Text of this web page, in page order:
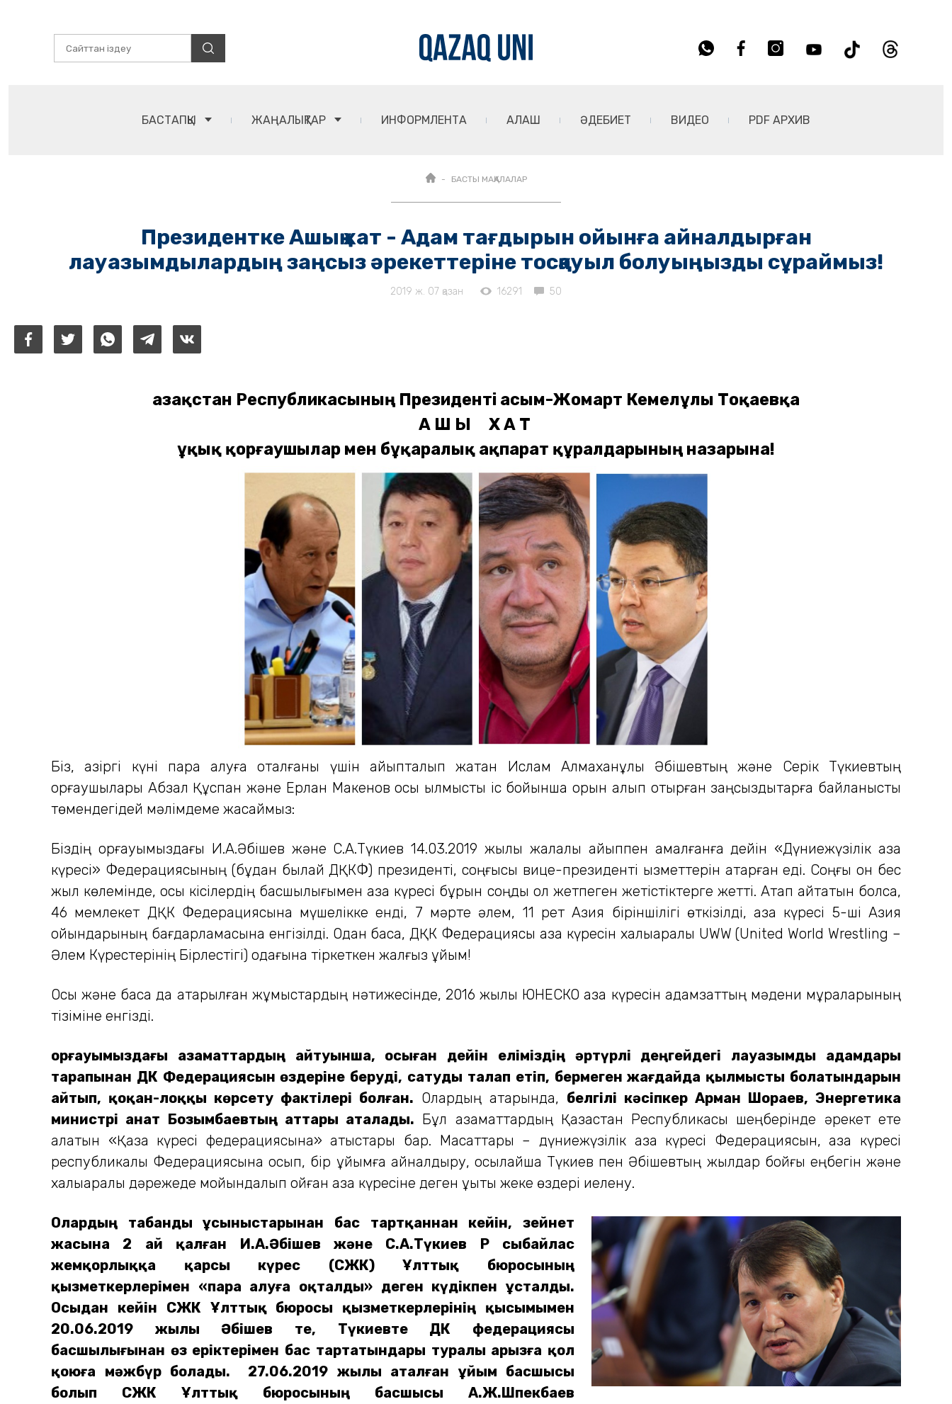
БАСТАПҚЫ ЖАҢАЛЫҚТАР ИНФОРМЛЕНТА АЛАШ ӘДЕБИЕТ ВИДЕО PDF АРХИВ
БАСТЫ МАҚАЛАЛАР
Президентке Ашық хат - Адам тағдырын ойынға айналдырған
лауазымдылардың заңсыз әрекеттеріне тосқауыл болуыңызды сұраймыз!
2019 ж. 07 қазан 16291 50
Қазақстан Республикасының Президенті Қасым-Жомарт Кемелұлы Тоқаевқа
А Ш Ы Қ Х А Т
Құқық қорғаушылар мен бұқаралық ақпарат құралдарының назарына!
Біз, қазіргі күні пара алуға оқталғаны үшін айыпталып жатқан Ислам Алмаханұлы Әбішевтың және Серік Түкиевтың
қорғаушылары Абзал Құспан және Ерлан Макенов осы қылмыстық іс бойынша орын алып отырған заңсыздықтарға байланысты
төмендегідей мәлімдеме жасаймыз:
Біздің қорғауымыздағы И.А.Әбішев және С.А.Түкиев 14.03.2019 жылы жалалы айыппен қамалғанға дейін «Дүниежүзілік қазақ
күресі» Федерациясының (бұдан былай ДҚКФ) президенті, соңғысы вице-президенті қызметтерін атқарған еді. Соңғы он бес
жыл көлемінде, осы кісілердің басшылығымен қазақ күресі бұрын соңды қол жетпеген жетістіктерге жетті. Атап айтатын болсақ,
46 мемлекет ДҚК Федерациясына мүшелікке енді, 7 мәрте әлем, 11 рет Азия біріншілігі өткізілді, қазақ күресі 5-ші Азия
ойындарының бағдарламасына енгізілді. Одан басқа, ДҚК Федерациясы қазақ күресін халықаралық UWW (United World Wrestling –
Әлем Күрестерінің Бірлестігі) одағына тіркеткен жалғыз ұйым!
Осы және басқа да атқарылған жұмыстардың нәтижесінде, 2016 жылы ЮНЕСКО қазақ күресін адамзаттың мәдени мұраларының
тізіміне енгізді.
Қорғауымыздағы азаматтардың айтуынша, осыған дейін еліміздің әртүрлі деңгейдегі лауазымды адамдары
тарапынан ДҚК Федерациясын өздеріне беруді, сатуды талап етіп, бермеген жағдайда қылмысты болатындарын
айтып, қоқан-лоққы көрсету фактілері болған. Олардың қатарында, белгілі кәсіпкер Арман Шораев, Энергетика
министрі Қанат Бозымбаевтың аттары аталады. Бұл азаматтардың Қазақстан Республикасы шеңберінде әрекет ете
алатын «Қазақ күресі федерациясына» қатыстары бар. Мақсаттары – дүниежүзілік қазақ күресі Федерациясын, қазақ күресі
республикалық Федерациясына қосып, бір ұйымға айналдыру, осылайша Түкиев пен Әбішевтың жылдар бойғы еңбегін және
халықаралық дәрежеде мойындалып қойған қазақ күресіне деген құқықты жеке өздері иелену.
Олардың табанды ұсыныстарынан бас тартқаннан кейін, зейнет
жасына 2 ай қалған И.А.Әбішев және С.А.Түкиев ҚР сыбайлас
жемқорлыққа қарсы күрес (СЖҚК) Ұлттық бюросының
қызметкерлерімен «пара алуға оқталды» деген күдікпен ұсталды.
Осыдан кейін СЖҚК Ұлттық бюросы қызметкерлерінің қысымымен
20.06.2019 жылы Әбішев те, Түкиевте ДҚК федерациясы
басшылығынан өз еріктерімен бас тартатындары туралы арызға қол
қоюға мәжбүр болады. 27.06.2019 жылы аталған ұйым басшысы
болып СЖҚК Ұлттық бюросының басшысы А.Ж.Шпекбаев